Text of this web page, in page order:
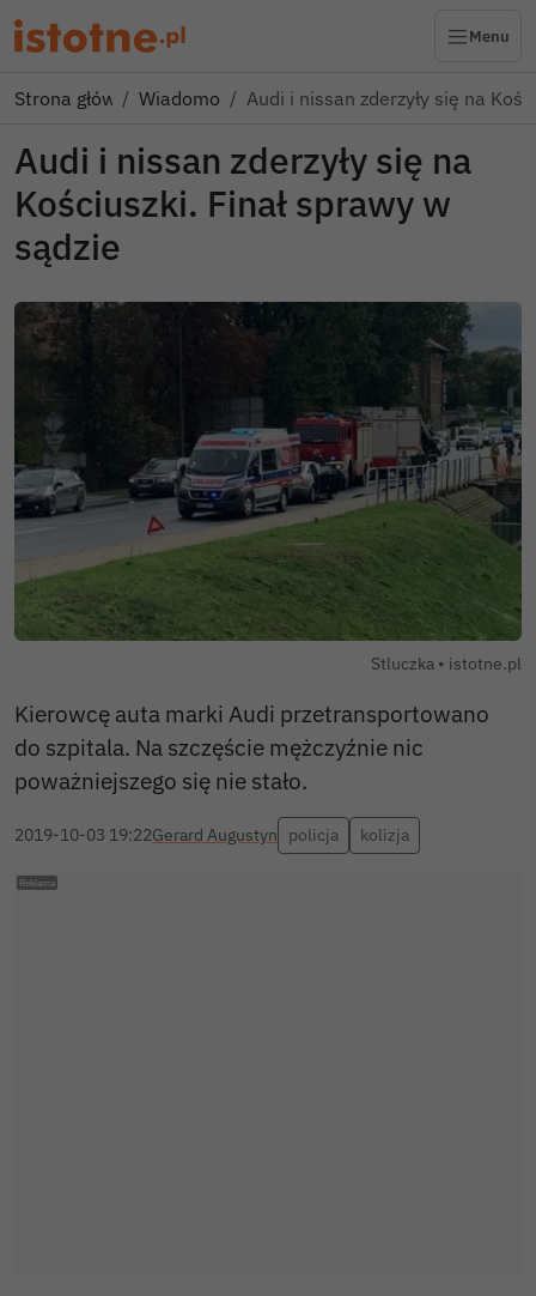
Menu
Strona główna Wiadomości Audi i nissan zderzyły się na
Audi i nissan zderzyły się na
Kościuszki. Finał sprawy w
sądzie
Stluczka • Autor
istotne.pl
Kierowcę auta marki Audi przetransportowano
do szpitala. Na szczęście mężczyźnie nic
poważniejszego się nie stało.
2019-10-03 19:22Gerard Augustyn policja kolizja